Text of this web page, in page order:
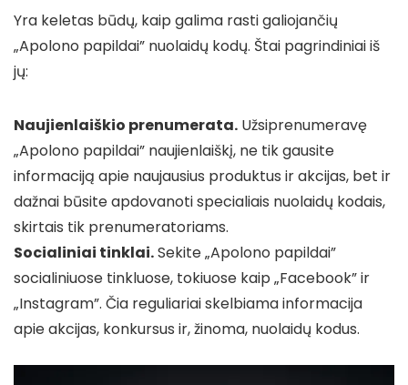
Yra keletas būdų, kaip galima rasti galiojančių
„Apolono papildai” nuolaidų kodų. Štai pagrindiniai iš
jų:
Naujienlaiškio prenumerata. Užsiprenumeravę
„Apolono papildai” naujienlaiškį, ne tik gausite
informaciją apie naujausius produktus ir akcijas, bet ir
dažnai būsite apdovanoti specialiais nuolaidų kodais,
skirtais tik prenumeratoriams.
Socialiniai tinklai.Sekite „Apolono papildai”
socialiniuose tinkluose, tokiuose kaip „Facebook” ir
„Instagram”. Čia reguliariai skelbiama informacija
apie akcijas, konkursus ir, žinoma, nuolaidų kodus.